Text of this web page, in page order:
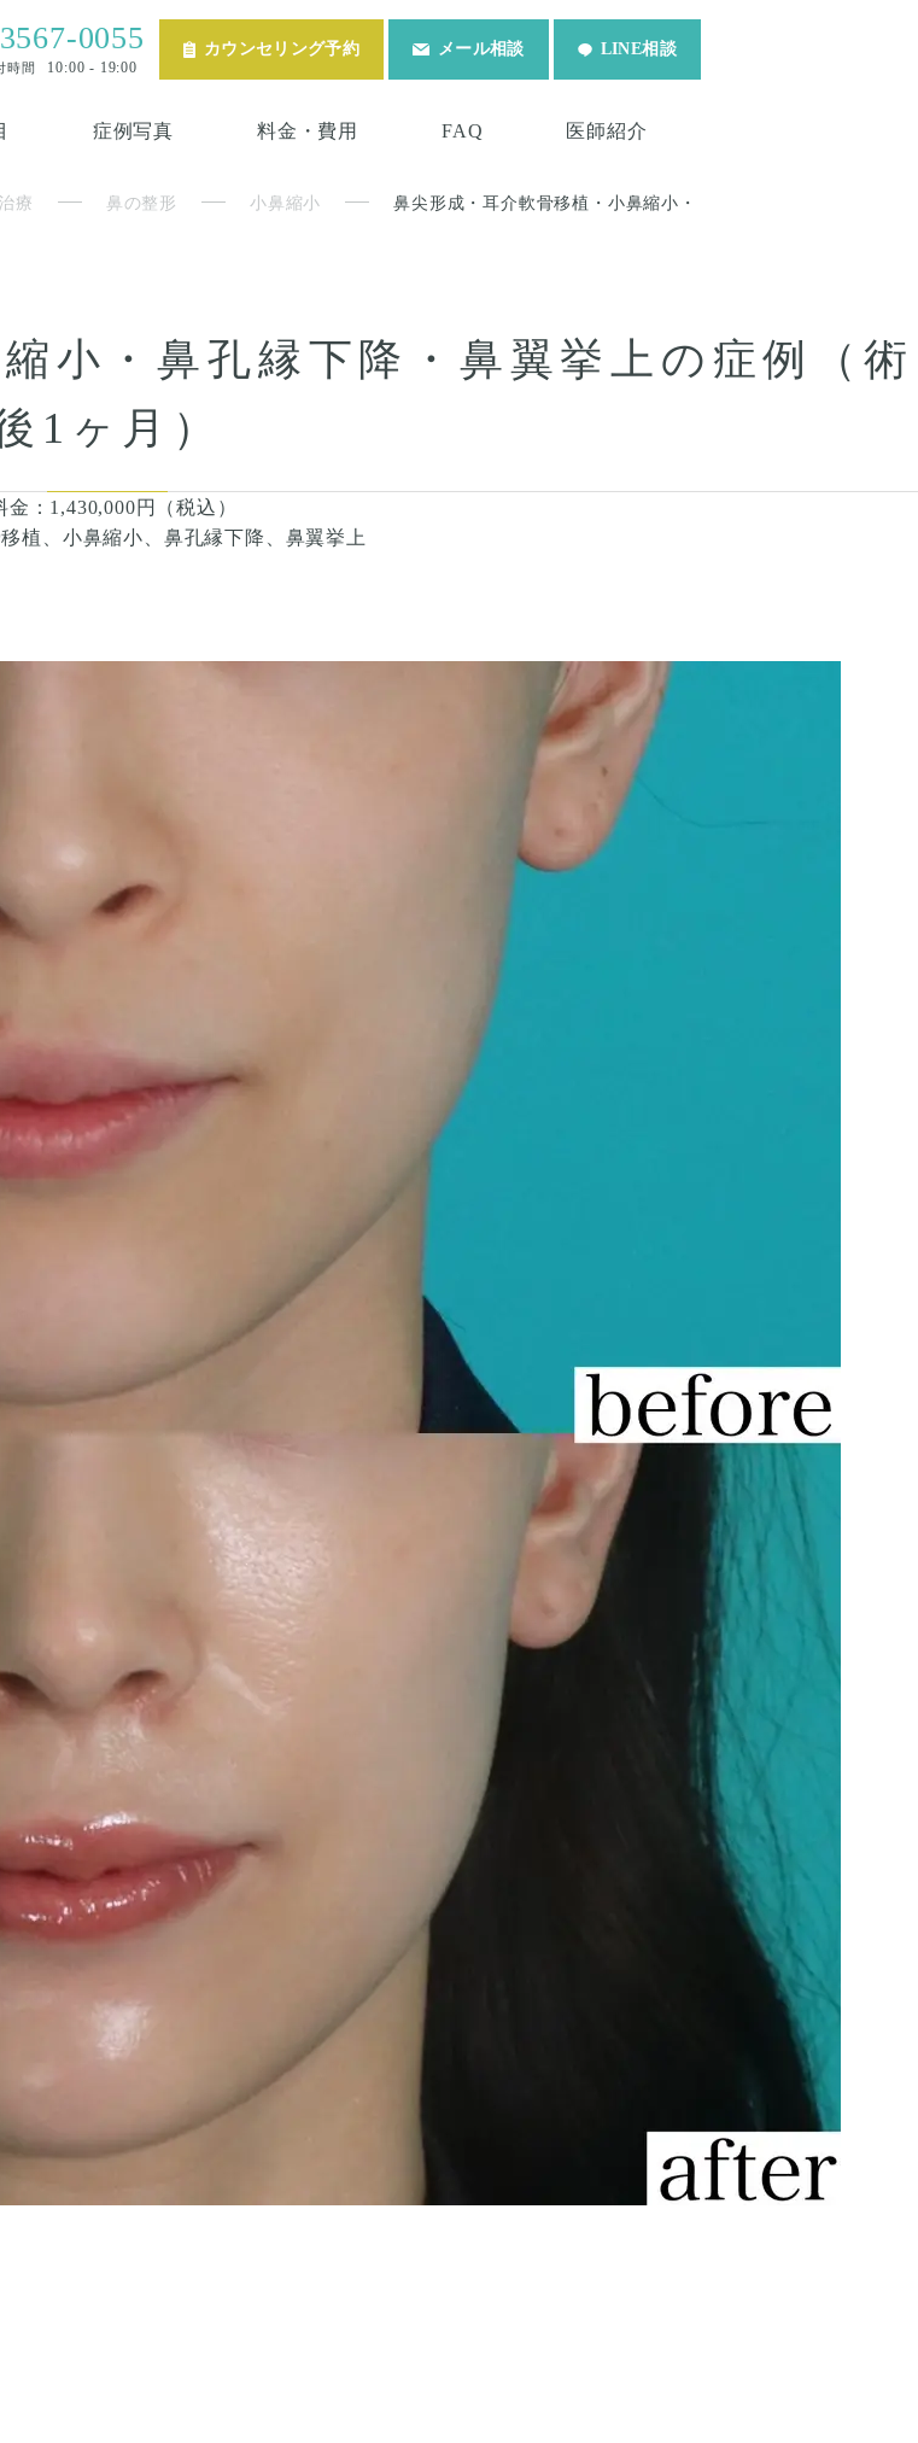
0055
時間 10:00 - 19:00
カウンセリング予約 メール相談 LINE相談
症例写真 料金・費用 FAQ 医師紹介
療 鼻の整形 小鼻縮小
鼻尖形成・耳介軟骨移植・小鼻縮小・
小・鼻孔縁下降・鼻翼挙上の症例（術
1ヶ月）
金：1,430,000円（税込）
植、小鼻縮小、鼻孔縁下降、鼻翼挙上